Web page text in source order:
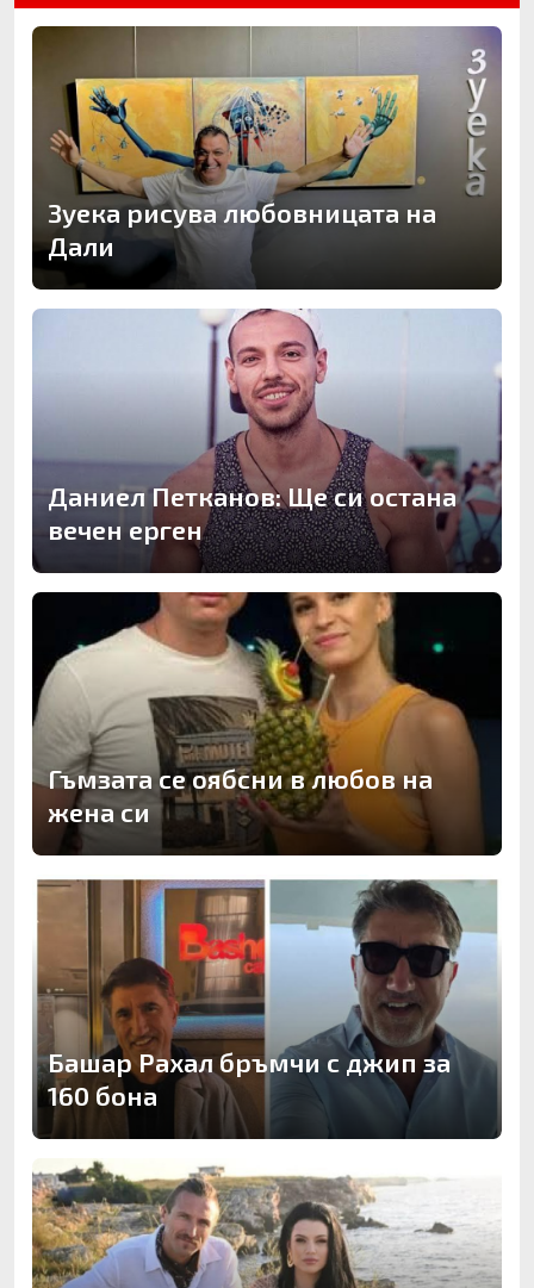
Зуека рисува любовницата на
Дали
Даниел Петканов: Ще си остана
вечен ерген
Гъмзата се оябсни в любов на
жена си
Башар Рахал бръмчи с джип за
160 бона